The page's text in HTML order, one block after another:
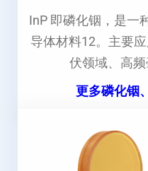
InP 即磷化铟，是
导体材料12。主要
伏领域、高频
更多磷化铟